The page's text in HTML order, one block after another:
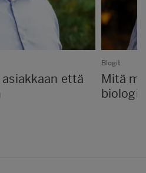
että
Blogit
Mitä